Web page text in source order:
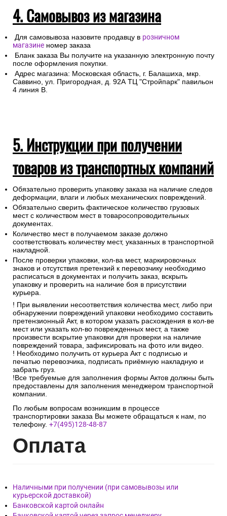
4. Самовывоз из магазина
Для самовывоза назовите продавцу в розничном
магазине номер заказа
Бланк заказа Вы получите на указанную электронную почту
после оформления покупки.
Адрес магазина: Московская область, г. Балашиха, мкр.
Саввино, ул. Пригородная, д. 92А ТЦ "Стройпарк" павильон
4 линия В.
5. Инструкции при получении
товаров из транспортных компаний
Обязательно проверить упаковку заказа на наличие следов
деформации, влаги и любых механических повреждений.
Обязательно сверить фактическое количество грузовых
мест с количеством мест в товаросопроводительных
документах.
Количество мест в получаемом заказе должно
соответствовать количеству мест, указанных в транспортной
накладной.
После проверки упаковки, кол-ва мест, маркировочных
знаков и отсутствия претензий к перевозчику необходимо
расписаться в документах и получить заказ, вскрыть
упаковку и проверить на наличие боя в присутствии
курьера.
! При выявлении несоответствия количества мест, либо при
обнаружении повреждений упаковки необходимо составить
претензионный Акт, в котором указать расхождения в кол-ве
мест или указать кол-во поврежденных мест, а также
произвести вскрытие упаковки для проверки на наличие
повреждений товара, зафиксировать на фото или видео.
! Необходимо получить от курьера Акт с подписью и
печатью перевозчика, подписать приёмную накладную и
забрать груз.
!Все требуемые для заполнения формы Актов должны быть
предоставлены для заполнения менеджером транспортной
компании.
По любым вопросам возникшим в процессе
транспортировки заказа Вы можете обращаться к нам, по
телефону. +7(495)128-48-87
Оплата
Наличными при получении (при самовывозы или
курьерской доставкой)
Банковской картой онлайн